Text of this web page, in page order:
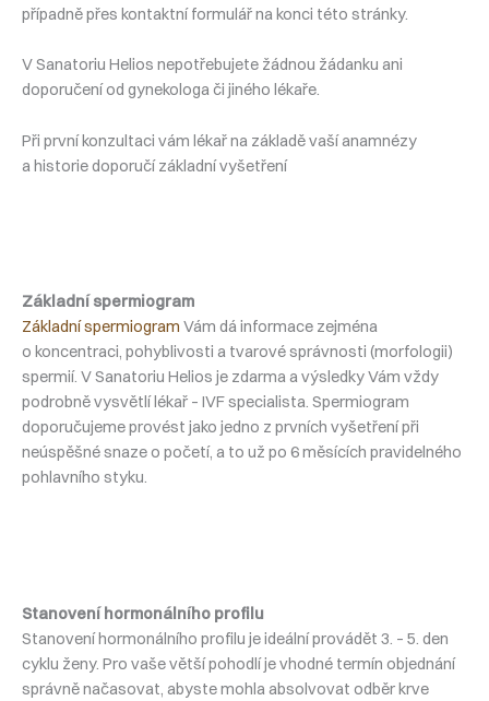
případně přes kontaktní formulář na konci této stránky.
V Sanatoriu Helios nepotřebujete žádnou žádanku ani
doporučení od gynekologa či jiného lékaře.
Při první konzultaci vám lékař na základě vaší anamnézy
a historie doporučí základní vyšetření
Základní spermiogram
Základní spermiogram Vám dá informace zejména
o koncentraci, pohyblivosti a tvarové správnosti (morfologii)
spermií. V Sanatoriu Helios je zdarma a výsledky Vám vždy
podrobně vysvětlí lékař – IVF specialista. Spermiogram
doporučujeme provést jako jedno z prvních vyšetření při
neúspěšné snaze o početí, a to už po 6 měsících pravidelného
pohlavního styku.
Stanovení hormonálního profilu
Stanovení hormonálního profilu je ideální provádět 3. – 5. den
cyklu ženy. Pro vaše větší pohodlí je vhodné termín objednání
správně načasovat, abyste mohla absolvovat odběr krve